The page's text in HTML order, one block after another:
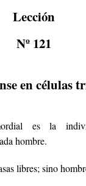
Lección
Nº 121
en células
es la
hombre.
libres; sino